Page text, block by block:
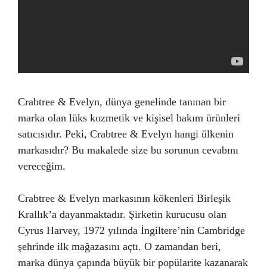
Crabtree & Evelyn, dünya genelinde tanınan bir
marka olan lüks kozmetik ve kişisel bakım ürünleri
satıcısıdır. Peki, Crabtree & Evelyn hangi ülkenin
markasıdır? Bu makalede size bu sorunun cevabını
vereceğim.
Crabtree & Evelyn markasının kökenleri Birleşik
Krallık’a dayanmaktadır. Şirketin kurucusu olan
Cyrus Harvey, 1972 yılında İngiltere’nin Cambridge
şehrinde ilk mağazasını açtı. O zamandan beri,
marka dünya çapında büyük bir popülarite kazanarak